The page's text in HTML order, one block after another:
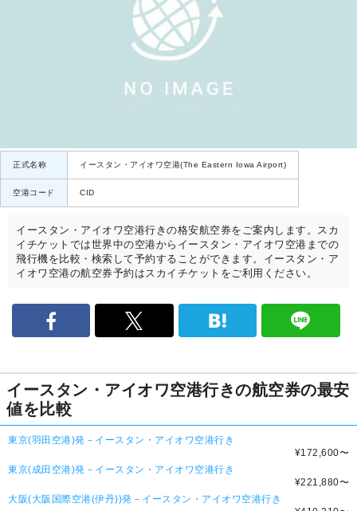
正式名称 イースタン・アイオワ空港(The Eastern Iowa Airport)
空港コード CID
イースタン・アイオワ空港行きの格安航空券をご案内します。スカ
イチケットでは世界中の空港からイースタン・アイオワ空港までの
飛行機を比較・検索して予約することができます。イースタン・ア
イオワ空港の航空券予約はスカイチケットをご利用ください。
イースタン・アイオワ空港行きの航空券の最安
値を比較
東京(羽田空港)発－イースタン・アイオワ空港行き
¥172,600〜
東京(成田空港)発－イースタン・アイオワ空港行き
¥221,880〜
大阪(大阪国際空港(伊丹))発－イースタン・アイオワ空港行き